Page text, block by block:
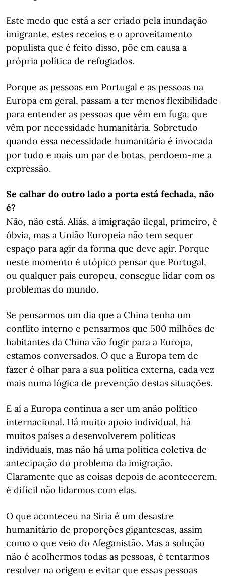
Este medo que está a ser criado pela inundação
imigrante, estes receios e o aproveitamento
populista que é feito disso, põe em causa a
própria política de refugiados.
Porque as pessoas em Portugal e as pessoas na
Europa em geral, passam a ter menos flexibilidade
para entender as pessoas que vêm em fuga, que
vêm por necessidade humanitária. Sobretudo
quando essa necessidade humanitária é invocada
por tudo e mais um par de botas, perdoem-me a
expressão.
Se calhar do outro lado a porta está fechada, não
é?
Não, não está. Aliás, a imigração ilegal, primeiro, é
óbvia, mas a União Europeia não tem sequer
espaço para agir da forma que deve agir. Porque
neste momento é utópico pensar que Portugal,
ou qualquer país europeu, consegue lidar com os
problemas do mundo.
Se pensarmos um dia que a China tenha um
conflito interno e pensarmos que 500 milhões de
habitantes da China vão fugir para a Europa,
estamos conversados. O que a Europa tem de
fazer é olhar para a sua política externa, cada vez
mais numa lógica de prevenção destas situações.
E aí a Europa continua a ser um anão político
internacional. Há muito apoio individual, há
muitos países a desenvolverem políticas
individuais, mas não há uma política coletiva de
antecipação do problema da imigração.
Claramente que as coisas depois de acontecerem,
é difícil não lidarmos com elas.
O que aconteceu na Síria é um desastre
humanitário de proporções gigantescas, assim
como o que veio do Afeganistão. Mas a solução
não é acolhermos todas as pessoas, é tentarmos
resolver na origem e evitar que essas pessoas